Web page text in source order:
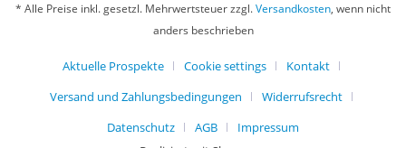
* Alle Preise inkl. gesetzl. Mehrwertsteuer zzgl.Versandkosten, wenn nicht
anders beschrieben
Aktuelle Prospekte Cookie settings
Kontakt
Versand und Zahlungsbedingungen
Widerrufsrecht
Datenschutz
AGB
Impressum